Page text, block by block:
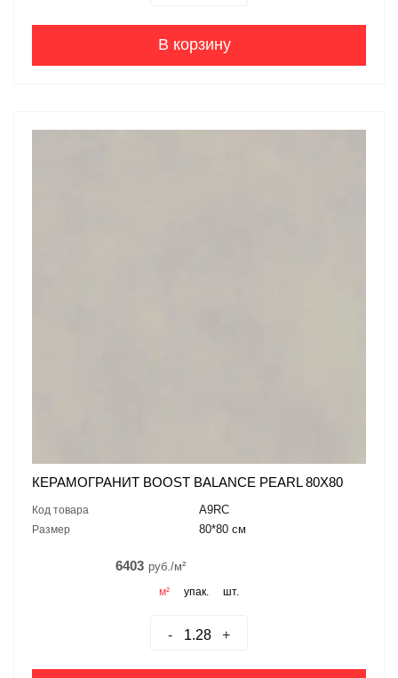
В корзину
КЕРАМОГРАНИТ BOOST BALANCE PEARL 80X80
Код товара A9RC
Размер 80*80 см
6403 руб./м²
м² упак. шт.
- +